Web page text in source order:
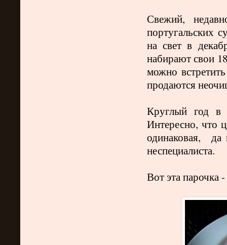
Свежий,
португальских
на свет в
набирают свои
можно
продаются
Круглый год в
Интересно, что
одинаковая, да
неспециалиста.
Вот эта парочка